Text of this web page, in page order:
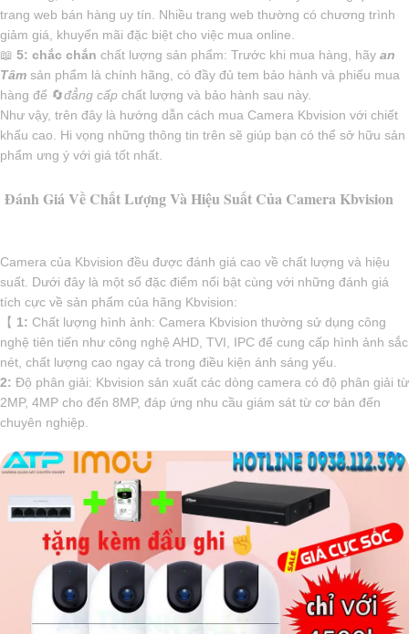
trang web bán hàng uy tín. Nhiều trang web thường có chương trình
giảm giá, khuyến mãi đặc biệt cho việc mua online.
📖 5: chắc chắn chất lượng sản phẩm: Trước khi mua hàng, hãy an
Tâm sản phẩm là chính hãng, có đầy đủ tem bảo hành và phiếu mua
hàng để 🔄đẳng cấp chất lượng và bảo hành sau này.
Như vậy, trên đây là hướng dẫn cách mua Camera Kbvision với chiết
khấu cao. Hi vọng những thông tin trên sẽ giúp bạn có thể sở hữu sản
phẩm ưng ý với giá tốt nhất.
Đánh Giá Về Chất Lượng Và Hiệu Suất Của Camera Kbvision
Camera của Kbvision đều được đánh giá cao về chất lượng và hiệu
suất. Dưới đây là một số đặc điểm nổi bật cùng với những đánh giá
tích cực về sản phẩm của hãng Kbvision:
【 1: Chất lượng hình ảnh: Camera Kbvision thường sử dụng công
nghệ tiên tiến như công nghệ AHD, TVI, IPC để cung cấp hình ảnh sắc
nét, chất lượng cao ngay cả trong điều kiện ánh sáng yếu.
2: Độ phân giải: Kbvision sản xuất các dòng camera có độ phân giải từ
2MP, 4MP cho đến 8MP, đáp ứng nhu cầu giám sát từ cơ bản đến
chuyên nghiệp.